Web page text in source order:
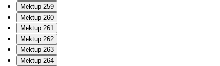
Mektup 259
Mektup 260
Mektup 261
Mektup 262
Mektup 263
Mektup 264